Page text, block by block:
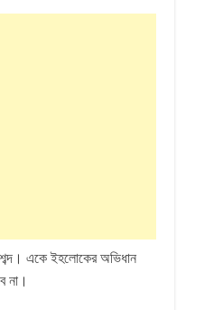
একে ইহলোকের অভিধান
না।